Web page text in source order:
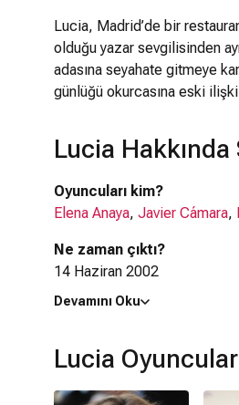
Lucia, Madrid’de bir
olduğu yazar sevgilisinden
adasına seyahate gitmeye
günlüğü okurcasına eski
Lucia
Oyuncuları kim?
Elena Anaya, Javier Cámara,
Ne zaman çıktı?
14 Haziran 2002
Lucia filmi nerede çekildi?
Kaç saat?
2 saat 8 dakika
Devamını Oku
Lucia